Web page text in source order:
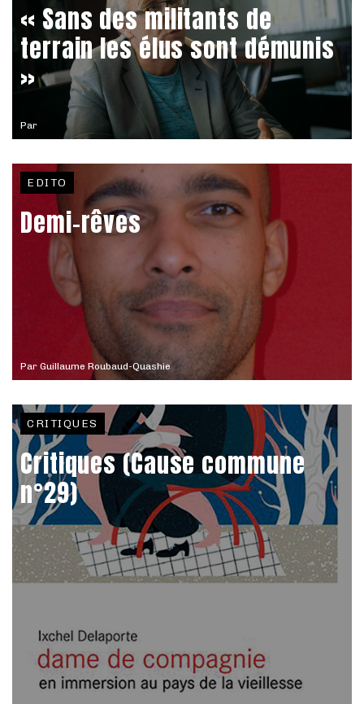
Par
« Sans des militants de
terrain les élus sont démunis
»
Par Guillaume Roubaud-Quashie
EDITO
Demi-rêves
CRITIQUES
Critiques (Cause commune
n°29)